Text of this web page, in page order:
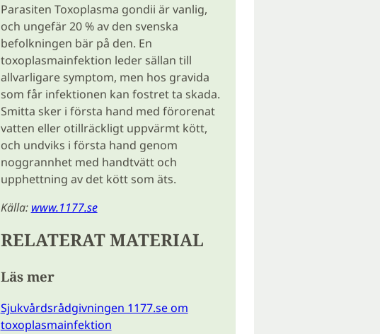
Parasiten Toxoplasma gondii är vanlig,
och ungefär 20 % av den svenska
befolkningen bär på den. En
toxoplasmainfektion leder sällan till
allvarligare symptom, men hos gravida
som får infektionen kan fostret ta skada.
Smitta sker i första hand med förorenat
vatten eller otillräckligt uppvärmt kött,
och undviks i första hand genom
noggrannhet med handtvätt och
upphettning av det kött som äts.
Källa: www.1177.se
RELATERAT MATERIAL
Läs mer
Sjukvårdsrådgivningen 1177.se om
toxoplasmainfektion